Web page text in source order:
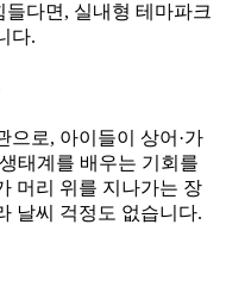
다면, 실내형 테마파크
다.
으로, 아이들이 상어·가
태계를 배우는 기회를
머리 위를 지나가는 장
날씨 걱정도 없습니다.